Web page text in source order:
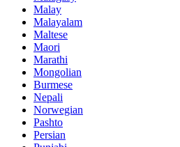
Malay
Malayalam
Maltese
Maori
Marathi
Mongolian
Burmese
Nepali
Norwegian
Pashto
Persian